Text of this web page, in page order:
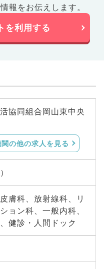
報をお伝えします。
を利用する
協同組合岡山東中央
の他の求人を見る
膚科、放射線科、リ
ョン科、一般内科、
健診・人間ドック